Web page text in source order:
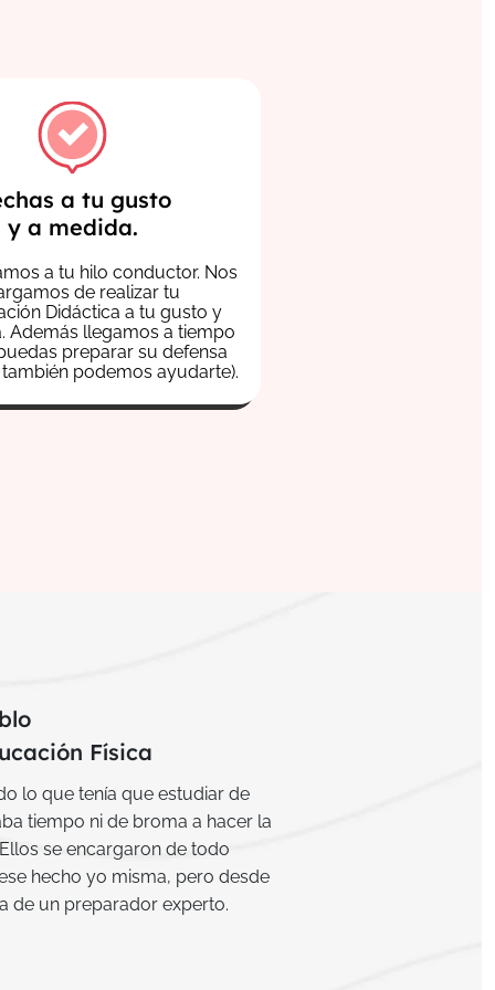
a tu gusto
y a medida.
a tu hilo conductor. Nos
de realizar tu
Didáctica a tu gusto y
Además llegamos a tiempo
preparar su defensa
podemos ayudarte).
Física
lo que tenía que estudiar de
tiempo ni de broma a hacer la
se encargaron de todo
hecho yo misma, pero desde
de un preparador experto.